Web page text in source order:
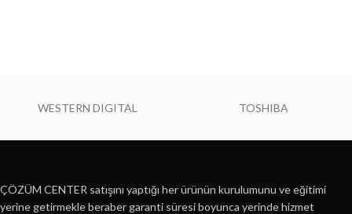
WESTERN DIGITAL TOSHIBA
ÇÖZÜM CENTER satışını yaptığı her ürünün kurulumunu ve eğitimi
yerine getirmekle beraber garanti süresi boyunca yerinde hizmet